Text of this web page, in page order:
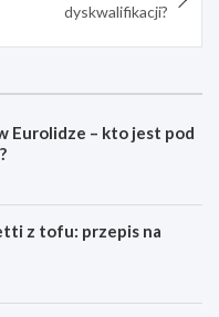
dyskwalifikacji?
Eurolidze – kto jest pod
z tofu: przepis na